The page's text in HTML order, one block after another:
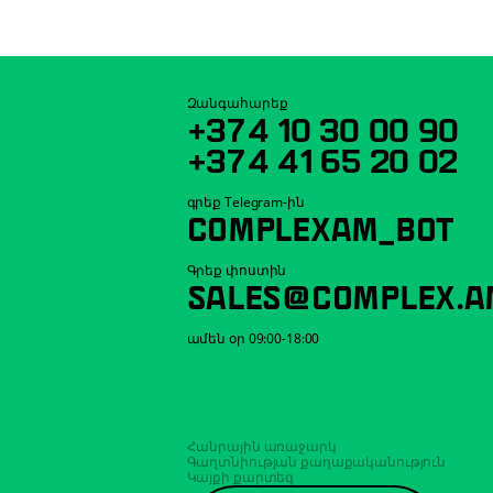
Զանգահարեք
+374 10 30 00 90
+374 41 65 20 02
գրեք Telegram-ին
COMPLEXAM_BOT
Գրեք փոստին
ամեն օր 09:00-18:00
Հանրային առաջարկ
Գաղտնիության քաղաքականություն
Կայքի քարտեզ